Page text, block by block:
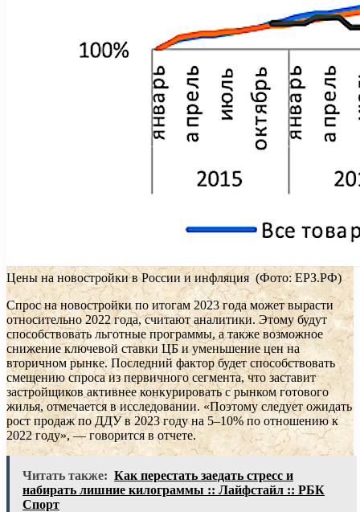
Цены на новостройки в России и инфляция (Фото: ЕРЗ.РФ)
Спрос на новостройки по итогам 2023 года может вырасти
относительно 2022 года, считают аналитики. Этому будут
способствовать льготные программы, а также возможное
снижение ключевой ставки ЦБ и уменьшение цен на
вторичном рынке. Последний фактор будет способствовать
смещению спроса из первичного сегмента, что заставит
застройщиков активнее конкурировать с рынком готового
жилья, отмечается в исследовании. «Поэтому следует ожидать
рост продаж по ДДУ в 2023 году на 5–10% по отношению к
2022 году», — говорится в отчете.
Читать также: Как перестать заедать стресс и
набирать лишние килограммы :: Лайфстайл :: РБК
Спорт